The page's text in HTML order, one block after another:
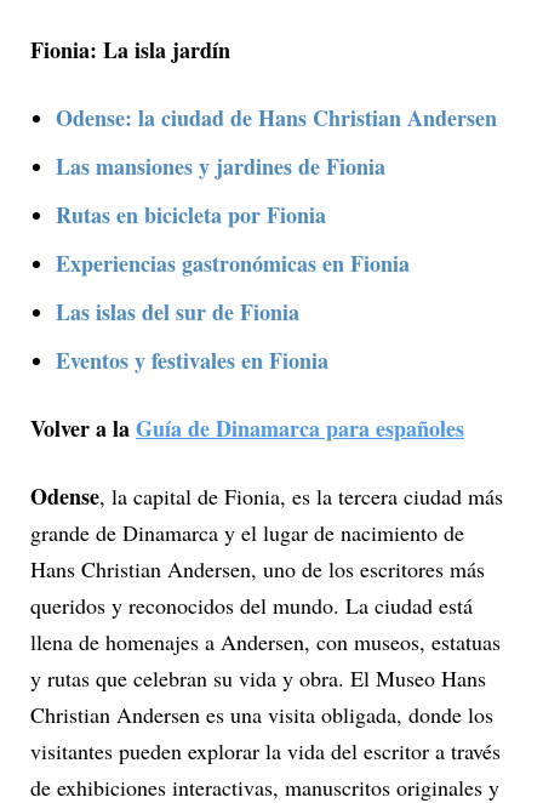
Fionia: La isla jardín
Odense: la ciudad de Hans Christian Andersen
Las mansiones y jardines de Fionia
Rutas en bicicleta por Fionia
Experiencias gastronómicas en Fionia
Las islas del sur de Fionia
Eventos y festivales en Fionia
Volver a laGuía de Dinamarca para españoles
Odense, la capital de Fionia, es la tercera ciudad más
grande de Dinamarca y el lugar de nacimiento de
Hans Christian Andersen, uno de los escritores más
queridos y reconocidos del mundo. La ciudad está
llena de homenajes a Andersen, con museos, estatuas
y rutas que celebran su vida y obra. El Museo Hans
Christian Andersen es una visita obligada, donde los
visitantes pueden explorar la vida del escritor a través
de exhibiciones interactivas, manuscritos originales y